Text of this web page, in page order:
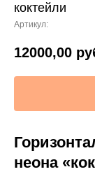
коктейли
Артикул:
12000,00
неона